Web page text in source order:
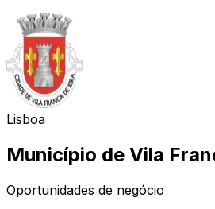
Lisboa
Município de Vila
Oportunidades de negócio